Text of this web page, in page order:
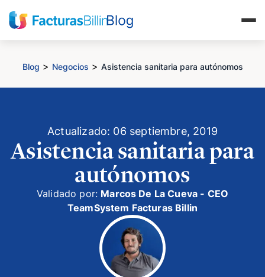
Blog > Negocios > Asistencia sanitaria para autónomos
Actualizado: 06 septiembre, 2019
Asistencia sanitaria para
autónomos
Validado por: Marcos De La Cueva - CEO
TeamSystem Facturas Billin